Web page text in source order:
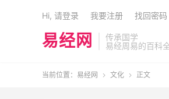
易经网
传承国学
易经周易的百科
Hi, 请登录 我要注册 找回密码
当前位置： 易经网  文化  正文